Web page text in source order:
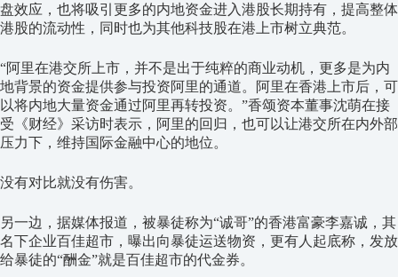
盘效应，也将吸引更多的内地资金进入港股长期持有，提高整体
港股的流动性，同时也为其他科技股在港上市树立典范。
“阿里在港交所上市，并不是出于纯粹的商业动机，更多是为内
地背景的资金提供参与投资阿里的通道。阿里在香港上市后，可
以将内地大量资金通过阿里再转投资。”香颂资本董事沈萌在接
受《财经》采访时表示，阿里的回归，也可以让港交所在内外部
压力下，维持国际金融中心的地位。
没有对比就没有伤害。
另一边，据媒体报道，被暴徒称为“诚哥”的香港富豪李嘉诚，其
名下企业百佳超市，曝出向暴徒运送物资，更有人起底称，发放
给暴徒的“酬金”就是百佳超市的代金券。